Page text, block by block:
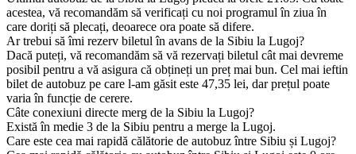
acestea, vă recomandăm să verificați cu noi programul în ziua în
care doriți să plecați, deoarece ora poate să difere.
Ar trebui să îmi rezerv biletul în avans de la Sibiu la Lugoj?
Dacă puteți, vă recomandăm să vă rezervați biletul cât mai devreme
posibil pentru a vă asigura că obțineți un preț mai bun. Cel mai ieftin
bilet de autobuz pe care l-am găsit este 47,35 lei, dar prețul poate
varia în funcție de cerere.
Câte conexiuni directe merg de la Sibiu la Lugoj?
Există în medie 3 de la Sibiu pentru a merge la Lugoj.
Care este cea mai rapidă călătorie de autobuz între Sibiu și Lugoj?